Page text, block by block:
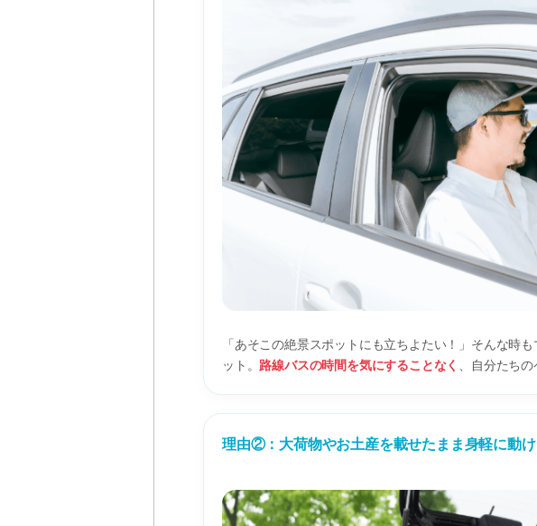
「あそこの絶景スポットにも立ちよたい！」そんな時
ット。 路線バスの時間を気にすることなく 、自分たち
理由②：大荷物やお土産を載せたまま身軽に動